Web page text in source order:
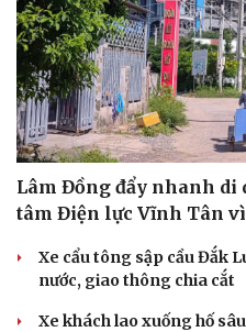
Lâm Đồng đẩy nhanh di
tâm Điện lực Vĩnh Tân
Xe cẩu tông sập cầu Đắk
nước, giao thông chia cắt
Xe khách lao xuống hố